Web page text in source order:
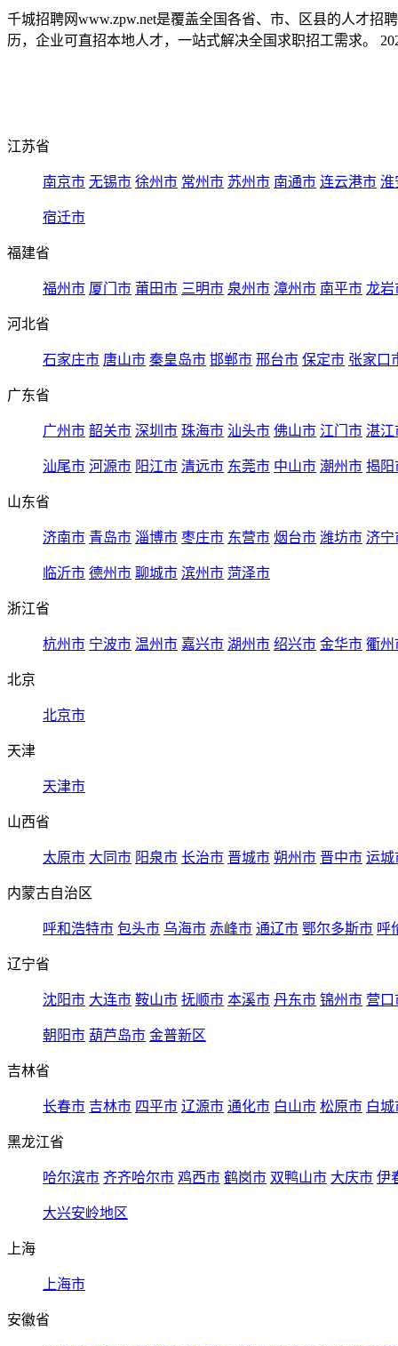
千城招聘网www.zpw.net是覆盖全国各省、市、区县的人才
历，企业可直招本地人才，一站式解决全国求职招工需求。
江苏省
南京市 无锡市 徐州市 常州市 苏州市 南通市 连云港市 淮
宿迁市
福建省
福州市 厦门市 莆田市 三明市 泉州市 漳州市 南平市 龙岩
河北省
石家庄市 唐山市 秦皇岛市 邯郸市 邢台市 保定市 张家口
广东省
广州市 韶关市 深圳市 珠海市 汕头市 佛山市 江门市 湛江
汕尾市 河源市 阳江市 清远市 东莞市 中山市 潮州市 揭阳
山东省
济南市 青岛市 淄博市 枣庄市 东营市 烟台市 潍坊市 济宁
临沂市 德州市 聊城市 滨州市 菏泽市
浙江省
杭州市 宁波市 温州市 嘉兴市 湖州市 绍兴市 金华市 衢州
北京
北京市
天津
天津市
山西省
太原市 大同市 阳泉市 长治市 晋城市 朔州市 晋中市 运城
内蒙古自治区
呼和浩特市 包头市 乌海市 赤峰市 通辽市 鄂尔多斯市 呼
辽宁省
沈阳市 大连市 鞍山市 抚顺市 本溪市 丹东市 锦州市 营口
朝阳市 葫芦岛市 金普新区
吉林省
长春市 吉林市 四平市 辽源市 通化市 白山市 松原市 白城
黑龙江省
哈尔滨市 齐齐哈尔市 鸡西市 鹤岗市 双鸭山市 大庆市 伊
大兴安岭地区
上海
上海市
安徽省